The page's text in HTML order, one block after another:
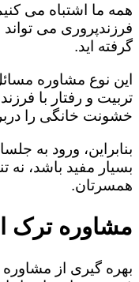
همه ما اشتباه می
فرزندپروری می
گرفته اید.
این نوع مشاوره
تربیت و رفتار با
خشونت خانگی را
بنابراین، ورود به
بسیار مفید باشد، نه
همسرتان.
مشاوره ترک
بهره گیری از